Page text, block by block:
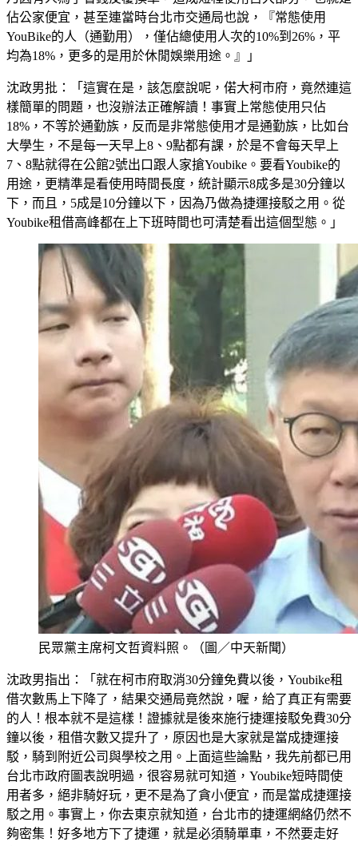
佔公家便宜，甚至連當時台北市交通局也說，『常態使用
YouBike的人（通勤用），僅佔總使用人次的10%到26%，平
均為18%，更多的是用於休閒娛樂用途。』」
沈政男批：「這實在是，該怎麼說呢，偌大柯市府，竟然連這
樣簡單的問題，也沒辦法正確解讀！事實上常態使用只佔
18%，不等於通勤族，反而是非常態使用才是通勤族，比如台
大學生，不是每一天早上8、9點都有課，於是不會每天早上
7、8點就得在公館2號出口跟人家搶Youbike。要看Youbike的
用途，更精準是看使用時間長度，統計顯示8成多是30分鐘以
下，而且，5成是10分鐘以下，因為乃做為捷運接駁之用。從
Youbike租借高峰都在上下班時間也可清楚看出這個型態。」
民眾黨主席柯文哲資料照。（圖／中天新聞）
沈政男指出：「就在柯市府取消30分鐘免費以後，Youbike租
借次數馬上下降了，結果交通局竟然說，喔，給了真正有需要
的人！根本就不是這樣！證據就是後來施行捷運接駁免費30分
鐘以後，租借次數又提升了，原因也是大家就是當成捷運接
駁，騎到附近公司與學校之用。上面這些論點，我先前都已用
台北市政府圖表說明過，很容易就可知道，Youbike短時間使
用者多，絕非騎好玩，更不是為了貪小便宜，而是當成捷運接
駁之用。事實上，你去東京就知道，台北市的捷運網絡仍然不
夠密集！好多地方下了捷運，就是必須騎單車，不然要走好